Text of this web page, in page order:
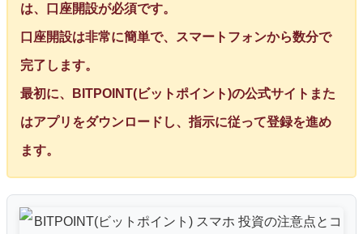
は、口座開設が必須です。
口座開設は非常に簡単で、スマートフォンから数分で
完了します。
最初に、BITPOINT(ビットポイント)の公式サイトまた
はアプリをダウンロードし、指示に従って登録を進め
ます。